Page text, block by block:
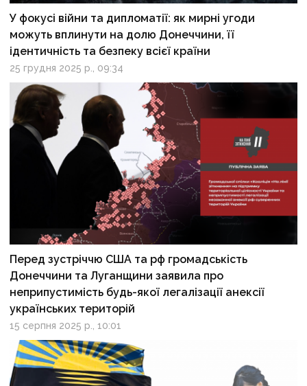
У фокусі війни та дипломатії: як мирні угоди
можуть вплинути на долю Донеччини, її
ідентичність та безпеку всієї країни
25 грудня 2025 р., 09:34
Перед зустріччю США та рф громадськість
Донеччини та Луганщини заявила про
неприпустимість будь-якої легалізації анексії
українських територій
15 серпня 2025 р., 10:01